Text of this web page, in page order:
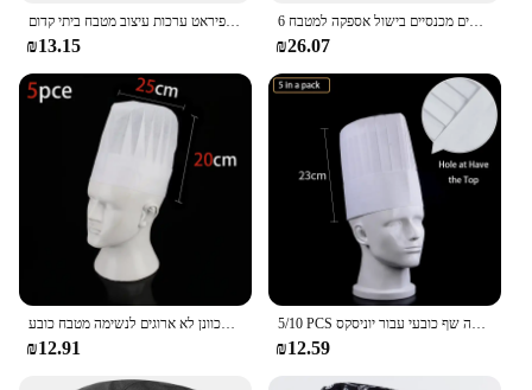
₪13.15
6 יח 'כובע שחור כובע שף כובע יוניסקס מסעדה לבשל כובעים מכנסיים בישול אספקה למטבח
₪26.07
₪12.91 ₪12.59